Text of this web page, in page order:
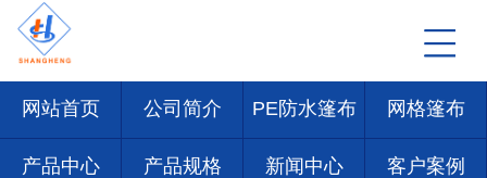
网站首页 公司简介 PE防水篷布 网格篷布
产品中心 产品规格 新闻中心 客户案例